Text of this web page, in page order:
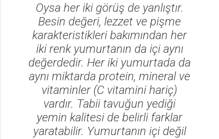
Oysa her iki görüş de yanlıştır.
Besin değeri, lezzet ve pişme
karakteristikleri bakımından her
iki renk yumurtanın da içi aynı
değerdedir. Her iki yumurtada da
aynı miktarda protein, mineral ve
vitaminler (C vitamini hariç)
vardır. Tabii tavuğun yediği
yemin kalitesi de belirli farklar
yaratabilir. Yumurtanın içi değil